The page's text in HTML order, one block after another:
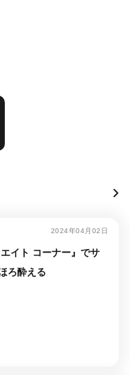
2024年04月02日
イト コーナー』でサ
ろ酔える